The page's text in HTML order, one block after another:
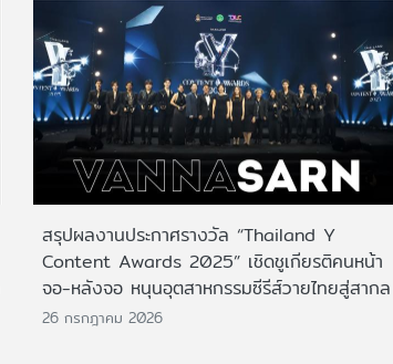
สรุปผลงานประกาศรางวัล “Thailand Y
Content Awards 2025” เชิดชูเกียรติคนหน้า
จอ-หลังจอ หนุนอุตสาหกรรมซีรีส์วายไทยสู่สากล
26 กรกฎาคม 2026